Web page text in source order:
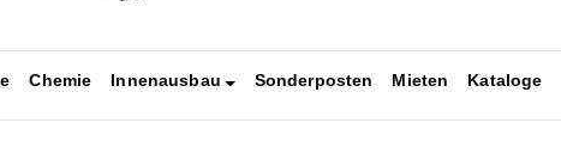
Chemie Innenausbau Sonderposten Mieten Kataloge